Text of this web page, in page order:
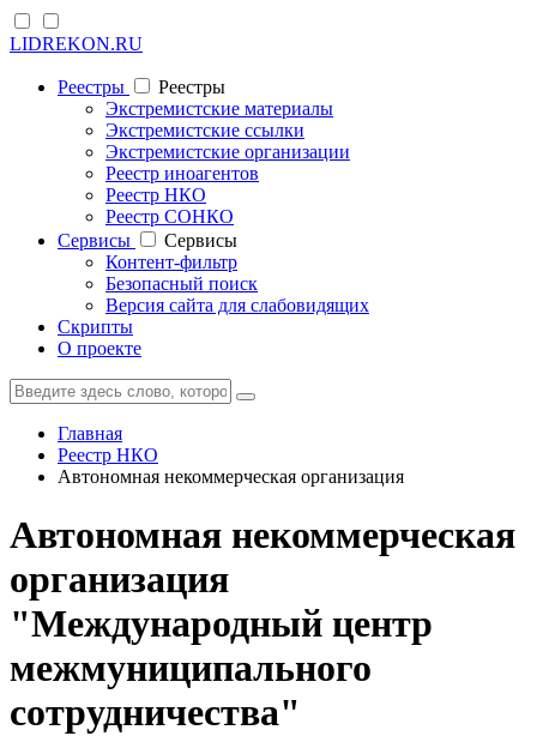
LIDREKON.RU
Реестры
Реестры
Экстремистские материалы
Экстремистские ссылки
Экстремистские организации
Реестр иноагентов
Реестр НКО
Реестр СОНКО
Cервисы
Cервисы
Контент-фильтр
Безопасный поиск
Версия сайта для слабовидящих
Скрипты
О проекте
Главная
Реестр НКО
Автономная некоммерческая организация
Автономная некоммерческая
организация
"Международный центр
межмуниципального
сотрудничества"